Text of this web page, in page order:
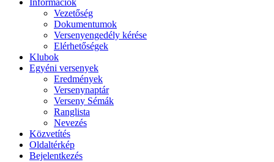
Információk
Vezetőség
Dokumentumok
Versenyengedély kérése
Elérhetőségek
Klubok
Egyéni versenyek
Eredmények
Versenynaptár
Verseny Sémák
Ranglista
Nevezés
Közvetítés
Oldaltérkép
Bejelentkezés